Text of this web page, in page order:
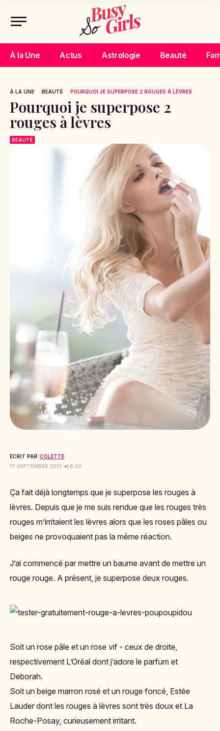
À la Une Actus Astrologie Beauté
À LA UNE BEAUTÉ POURQUOI JE SUPERPOSE 2 ROUGES À LÈVRES
Pourquoi je superpose 2
rouges à lèvres
BEAUTÉ
ECRIT PAR: COLETTE
17 SEPTEMBRE 2017
08:20
Ça fait déjà longtemps que je superpose les rouges à
lèvres. Depuis que je me suis rendue que les rouges très
rouges m’irritaient les lèvres alors que les roses pâles ou
beiges ne provoquaient pas la même réaction.
J’ai commencé par mettre un baume avant de mettre un
rouge rouge. A présent, je superpose deux rouges.
Soit un rose pâle et un rose vif - ceux de droite,
respectivement L’Oréal dont j’adore le parfum et
Deborah.
Soit un beige marron rosé et un rouge foncé, Estée
Lauder dont les rouges à lèvres sont très doux et La
Roche-Posay, curieusement irritant.